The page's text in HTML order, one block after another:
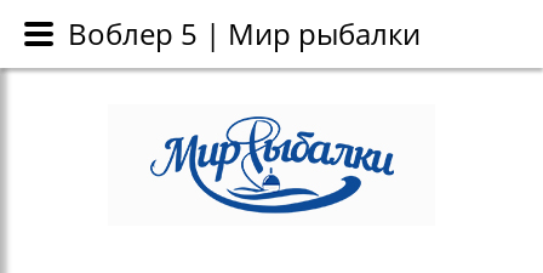
Каталог
Воблер 5 | Мир рыбалки
Воблер 5 | Мир рыбалки